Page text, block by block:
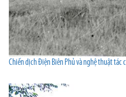
Chiến dịch Điện Biên Phủ và nghệ thuật tác